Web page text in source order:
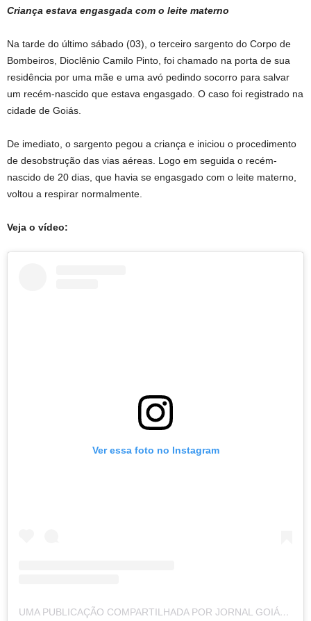
Criança estava engasgada com o leite materno
Na tarde do último sábado (03), o terceiro sargento do Corpo de
Bombeiros, Dioclênio Camilo Pinto, foi chamado na porta de sua
residência por uma mãe e uma avó pedindo socorro para salvar
um recém-nascido que estava engasgado. O caso foi registrado na
cidade de Goiás.
De imediato, o sargento pegou a criança e iniciou o procedimento
de desobstrução das vias aéreas. Logo em seguida o recém-
nascido de 20 dias, que havia se engasgado com o leite materno,
voltou a respirar normalmente.
Veja o vídeo:
Ver essa foto no Instagram
UMA PUBLICAÇÃO COMPARTILHADA POR JORNAL GOIÁS365 (@GOIAS365)